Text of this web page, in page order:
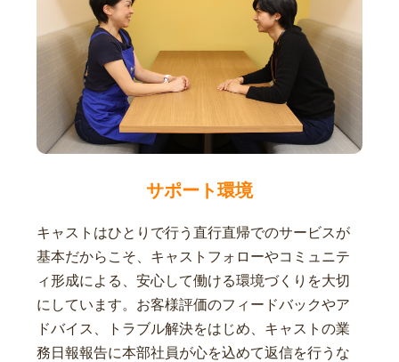
サポート環境
キャストはひとりで行う直行直帰でのサービスが
基本だからこそ、キャストフォローやコミュニテ
ィ形成による、安心して働ける環境づくりを大切
にしています。お客様評価のフィードバックやア
ドバイス、トラブル解決をはじめ、キャストの業
務日報報告に本部社員が心を込めて返信を行うな